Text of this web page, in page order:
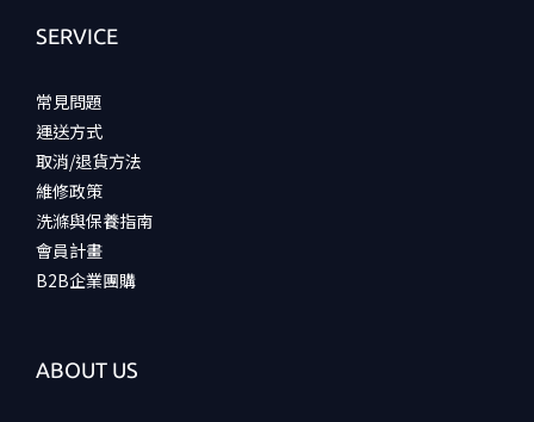
SERVICE
常見問題
運送方式
取消/退貨方法
維修政策
洗滌與保養指南
會員計畫
B2B企業團購
ABOUT US